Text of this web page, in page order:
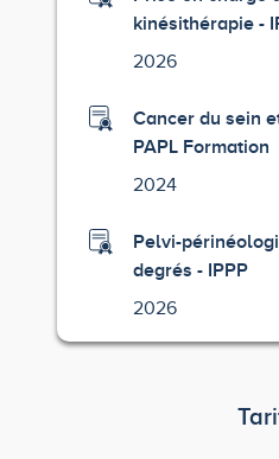
kinésithérapie -
2026
Cancer du sein
PAPL Formation
2024
Pelvi-
degrés - IPPP
2026